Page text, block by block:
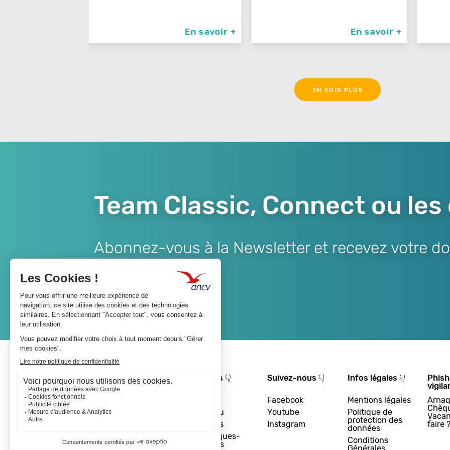
En savoir + En savoir +
EN VOIR PLUS
Team Classic, Connect ou les
Abonnez-vous à la Newsletter et recevez votre
A propos 👇
Le réseau
Les actus
Les Chèques-
Vacances
Suivez-nous 👇
Facebook
Youtube
Instagram
Infos légales 👇
Mentions légales
Politique de
protection des
données
Conditions
faire